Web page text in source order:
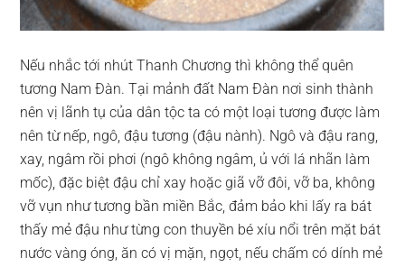
Nếu nhắc tới nhút Thanh Chương thì không thể quên
tương Nam Đàn. Tại mảnh đất Nam Đàn nơi sinh thành
nên vị lãnh tụ của dân tộc ta có một loại tương được làm
nên từ nếp, ngô, đậu tương (đậu nành). Ngô và đậu rang,
xay, ngâm rồi phơi (ngô không ngâm, ủ với lá nhãn làm
mốc), đặc biệt đậu chỉ xay hoặc giã vỡ đôi, vỡ ba, không
vỡ vụn như tương bần miền Bắc, đảm bảo khi lấy ra bát
thấy mẻ đậu như từng con thuyền bé xíu nổi trên mặt bát
nước vàng óng, ăn có vị mặn, ngọt, nếu chấm có dính mẻ